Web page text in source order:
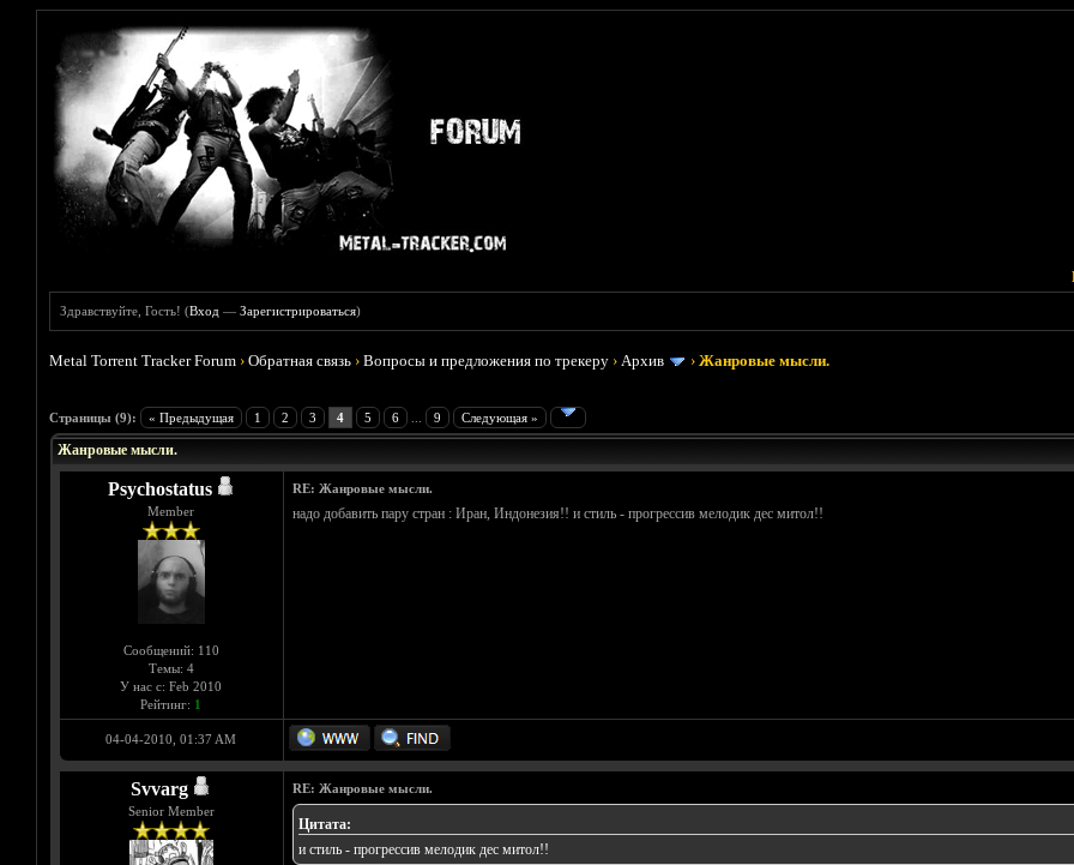
Здравствуйте, Гость! (Вход —Зарегистрироваться)
Metal Torrent Tracker Forum ›Обратная связь ›Вопросы и предложения по трекеру ›Архив ›Жанровые мысли.
Страницы (9): « Предыдущая 1 2 3 4 5 6 9 Следующая »
Голосов: 0 - Средняя оценка: 0
1
2
3
4
5
Жанровые мысли.
Psychostatus
Member
Сообщений: 110
Темы: 4
У нас с: Feb 2010
Рейтинг: 1
RE: Жанровые мысли.
надо добавить пару стран : Иран, Индонезия!! и стиль - прогрессив мелодик дес митол!!
04-04-2010, 01:37 AM
Svvarg
Senior Member
RE: Жанровые мысли.
Цитата:
и стиль - прогрессив мелодик дес митол!!